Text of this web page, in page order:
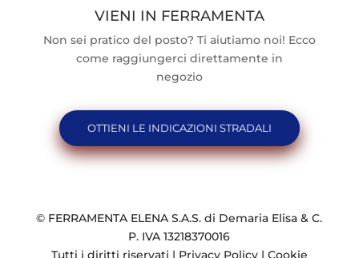
VIENI IN FERRAMENTA
Non sei pratico del posto? Ti aiutiamo noi! Ecco
come raggiungerci direttamente in
negozio
OTTIENI LE INDICAZIONI STRADALI
© FERRAMENTA ELENA S.A.S. di Demaria Elisa & C.
P. IVA 13218370016